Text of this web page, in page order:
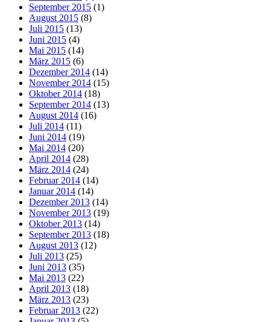
September 2015 (1)
August 2015 (8)
Juli 2015 (13)
Juni 2015 (4)
Mai 2015 (14)
März 2015 (6)
Dezember 2014 (14)
November 2014 (15)
Oktober 2014 (18)
September 2014 (13)
August 2014 (16)
Juli 2014 (11)
Juni 2014 (19)
Mai 2014 (20)
April 2014 (28)
März 2014 (24)
Februar 2014 (14)
Januar 2014 (14)
Dezember 2013 (14)
November 2013 (19)
Oktober 2013 (14)
September 2013 (18)
August 2013 (12)
Juli 2013 (25)
Juni 2013 (35)
Mai 2013 (22)
April 2013 (18)
März 2013 (23)
Februar 2013 (22)